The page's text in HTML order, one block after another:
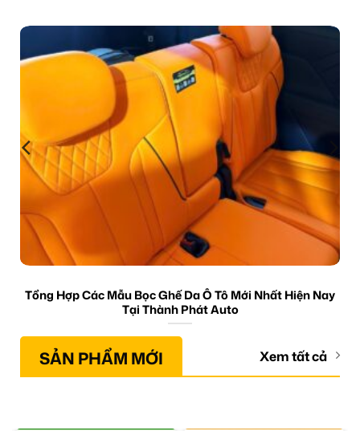
Tổng Hợp Các Mẫu Bọc Ghế Da Ô Tô Mới Nhất Hiện Nay
Tại Thành Phát Auto
SẢN PHẨM MỚI Xem tất cả